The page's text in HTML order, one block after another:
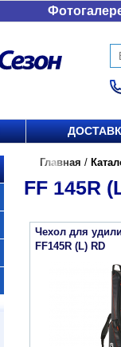
Главная /
FF 145R
Чехол для
FF145R (L) RD